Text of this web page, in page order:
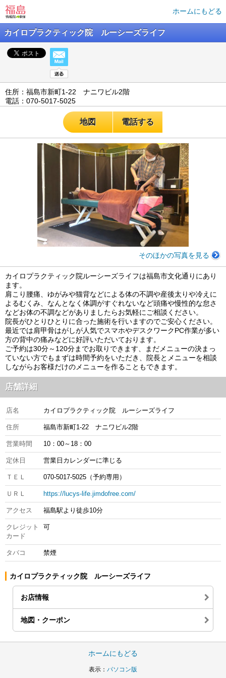
ホームにもどる
カイロプラクティック院 ルーシーズライフ
住所：福島市新町1-22 ナニワビル2階
電話：070-5017-5025
地図 電話する
そのほかの写真を見る
カイロプラクティック院ルーシーズライフは福島市文化通りにあり
ます。
肩こり腰痛、ゆがみや猫背などによる体の不調や産後太りや冷えに
よるむくみ、なんとなく体調がすぐれないなど頭痛や慢性的な怠さ
などお体の不調などがありましたらお気軽にご相談ください。
院長がひとりひとりに合った施術を行いますのでご安心ください。
最近では肩甲骨はがしが人気でスマホやデスクワークPC作業が多い
方の背中の痛みなどに好評いただいております。
ご予約は30分～120分までお取りできます、まだメニューの決まっ
ていない方でもまずは時間予約をいただき、院長とメニューを相談
しながらお客様だけのメニューを作ることもできます。
店舗詳細
店名 カイロプラクティック院 ルーシーズライフ
住所 福島市新町1-22 ナニワビル2階
営業時間 10：00～18：00
定休日 営業日カレンダーに準じる
ＴＥＬ 070-5017-5025（予約専用）
ＵＲＬ https://lucys-life.jimdofree.com/
アクセス 福島駅より徒歩10分
クレジット
カード
可
タバコ 禁煙
カイロプラクティック院 ルーシーズライフ
お店情報
地図・クーポン
ホームにもどる
表示： パソコン版